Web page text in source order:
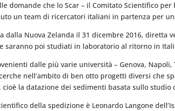
domande che lo Scar – il Comitato Scientifico
un team di ricercatori italiani in partenza per
dalla Nuova Zelanda il 31 dicembre 2016, diretta
saranno poi studiati in laboratorio al ritorno in
dalle più varie università – Genova,
nell’ambito di ben otto progetti diversi che
cioè la datazione dei sedimenti basata sullo
della spedizione è Leonardo Langone